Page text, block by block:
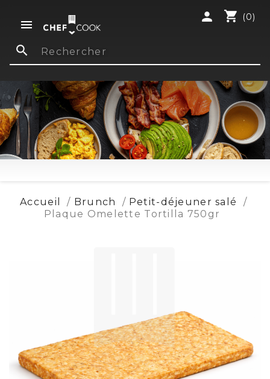

shopping_cart (0)
person
search
Accueil Brunch
Petit-déjeuner salé
Plaque Omelette Tortilla 750gr